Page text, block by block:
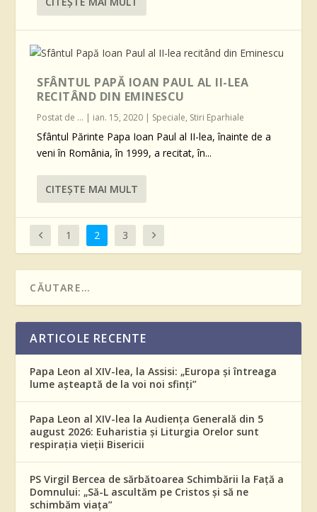
SFÂNTUL PAPĂ IOAN PAUL AL II-LEA
RECITÂND DIN EMINESCU
Postat de ... | ian. 15, 2020 | Speciale, Stiri Eparhiale
Sfântul Părinte Papa Ioan Paul al II-lea, înainte de a
veni în România, în 1999, a recitat, în...
CITEŞTE MAI MULT
1 2 3
ARTICOLE RECENTE
Papa Leon al XIV-lea, la Assisi: „Europa și întreaga
lume așteaptă de la voi noi sfinți”
Papa Leon al XIV-lea la Audiența Generală din 5
august 2026: Euharistia și Liturgia Orelor sunt
respirația vieții Bisericii
PS Virgil Bercea de sărbătoarea Schimbării la Față a
Domnului: „Să-L ascultăm pe Cristos și să ne
schimbăm viața”